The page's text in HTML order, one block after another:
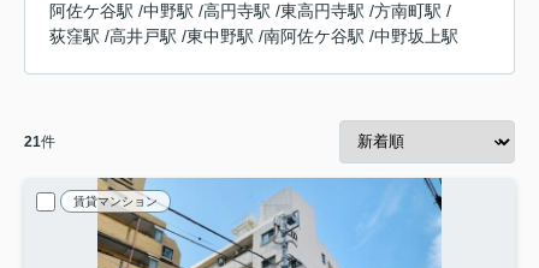
阿佐ケ谷駅 /中野駅 /高円寺駅 /東高円寺駅 /方南町駅 /
荻窪駅 /高井戸駅 /東中野駅 /南阿佐ケ谷駅 /中野坂上駅
21件
賃貸マンション